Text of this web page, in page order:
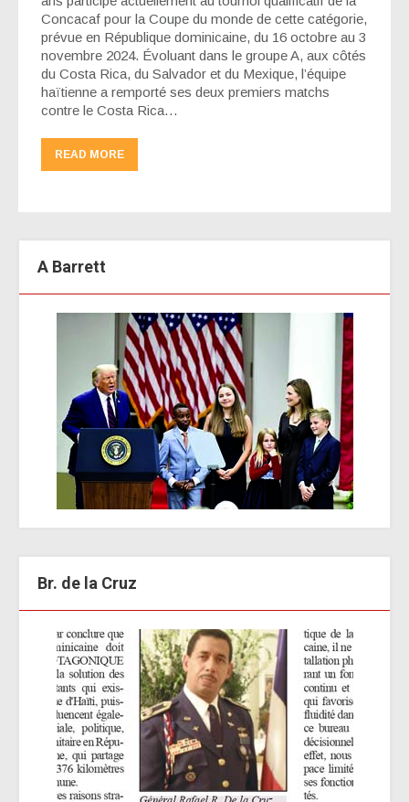
Concacaf pour la Coupe du monde de cette catégorie,
prévue en République dominicaine, du 16 octobre au 3
novembre 2024. Évoluant dans le groupe A, aux côtés
du Costa Rica, du Salvador et du Mexique, l’équipe
haïtienne a remporté ses deux premiers matchs
contre le Costa Rica…
READ MORE
A Barrett
Br. de la Cruz